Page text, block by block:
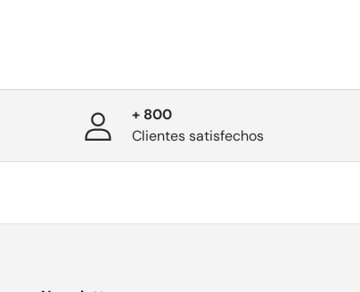
+ 800
Clientes satisfechos